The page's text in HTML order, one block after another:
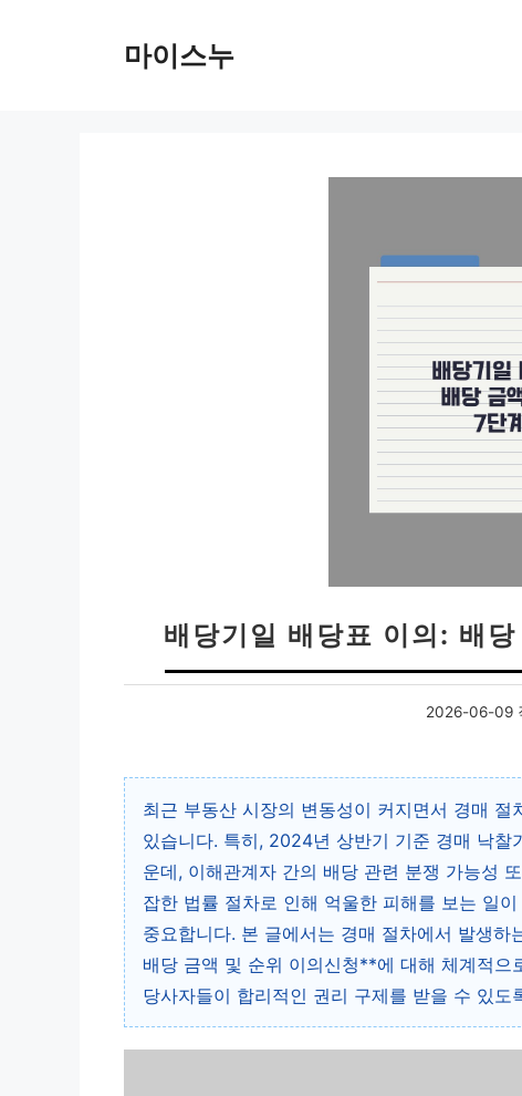
마이스누
배당기일 배당표 이의: 배
2026-06-09
최근 부동산 시장의 변동성이 커지면서 경매
있습니다. 특히, 2024년 상반기 기준 경매 낙
운데, 이해관계자 간의 배당 관련 분쟁 가능성
잡한 법률 절차로 인해 억울한 피해를 보는 일
중요합니다. 본 글에서는 경매 절차에서 발생
배당 금액 및 순위 이의신청**에 대해 체계적으
당사자들이 합리적인 권리 구제를 받을 수 있도